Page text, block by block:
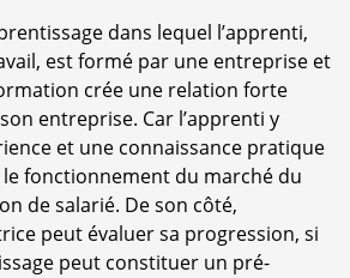
dans lequel l’apprenti,
est formé par une entreprise et
crée une relation forte
entreprise. Car l’apprenti y
et une connaissance pratique
fonctionnement du marché du
de salarié. De son côté,
peut évaluer sa progression, si
peut constituer un pré-